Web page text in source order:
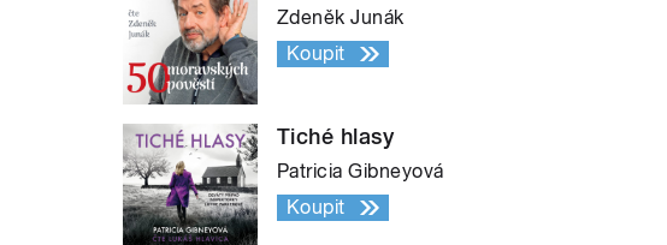
Zdeněk Junák
Koupit
Tiché hlasy
Patricia Gibneyová
Koupit